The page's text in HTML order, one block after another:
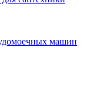
машин